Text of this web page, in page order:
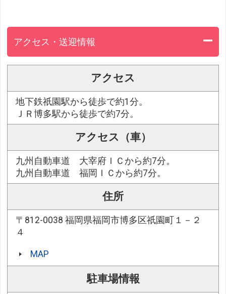
アクセス・送迎情報
アクセス
地下鉄祇園駅から徒歩で約1分。
ＪＲ博多駅から徒歩で約7分。
アクセス（車）
九州自動車道 大宰府ＩＣから約7分。
九州自動車道 福岡ＩＣから約7分。
住所
〒812-0038 福岡県福岡市博多区祇園町１－２
４
MAP
駐車場情報